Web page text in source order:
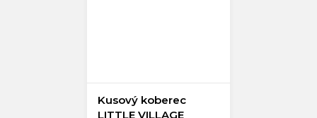
Kusový koberec
LITTLE VILLAGE